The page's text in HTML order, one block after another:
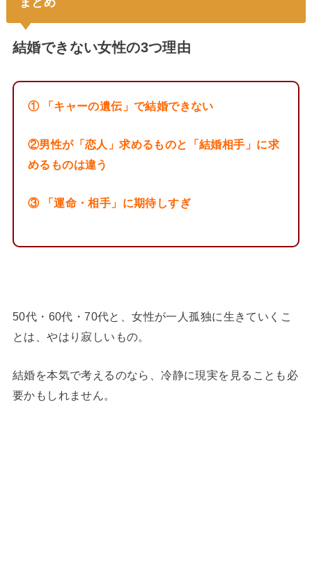
結婚できない女性の3つ理由
① 「キャーの遺伝」で結婚できない
②男性が「恋人」求めるものと「結婚相手」に求
めるものは違う
③ 「運命・相手」に期待しすぎ
50代・60代・70代と、女性が一人孤独に生きていくこ
とは、やはり寂しいもの。
結婚を本気で考えるのなら、冷静に現実を見ることも必
要かもしれません。